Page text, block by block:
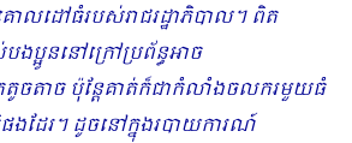
ោលដៅធំរបស់រាជរដ្ឋាភិបាល។ ពិត
ប្អូននៅក្រៅប្រព័ន្ធអាច
តូចតាច ប៉ុន្តែគាត់ក៏ជាកំលាំងចលករមួយធំ
ផងដែរ។ ដូចនៅក្នុងរបាយការណ៍